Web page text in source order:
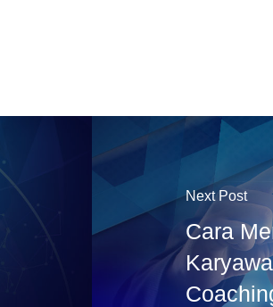
Next Post
Cara